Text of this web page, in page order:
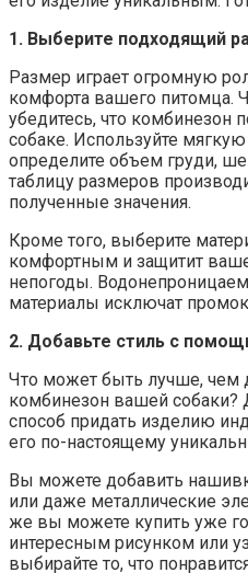
1. Выберите подходящий
Размер играет огромную
комфорта вашего питомца.
убедитесь, что комбинезон
собаке. Используйте
определите объем груди,
таблицу размеров
полученные значения.
Кроме того, выберите
комфортным и защитит
непогоды.
материалы исключат
2. Добавьте стиль с
Что может быть лучше, чем
комбинезон вашей собаки?
способ придать изделию
его по-настоящему
Вы можете добавить
или даже металлические
же вы можете купить уже
интересным рисунком или
выбирайте то, что